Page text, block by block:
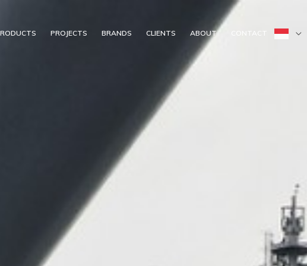
PROJECTS BRANDS CLIENTS ABOUT CONTACT